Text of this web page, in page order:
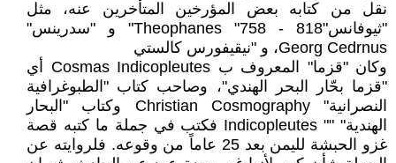
نقل من كتابه بعض المؤرخين المتأخرين عنه، مثل
"ثيوفانس"Theophanes "758 - 818" و "سدرينس"
Georg Cedrnus، و "نيقيفورس كالستي
وكان "قزما" المعروف ب Cosmas Indicopleutes أي
"قزما بحّار البحر الهندي"، وصاحب كتاب "الطبوغرافية
النصرانية" Christian Cosmography وكتاب "البحار
الهندية" "" Indicopleutes فكتب في جملة ما كتبه قصة
غزو الحبشة لليمن بعد 25 عاماً من وقوعه. فلروايته عن